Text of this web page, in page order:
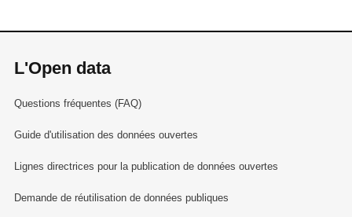
L'Open data
Questions fréquentes (FAQ)
Guide d'utilisation des données ouvertes
Lignes directrices pour la publication de données ouvertes
Demande de réutilisation de données publiques